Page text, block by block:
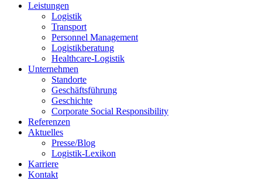
Leistungen
Logistik
Transport
Personnel Management
Logistikberatung
Healthcare-Logistik
Unternehmen
Standorte
Geschäftsführung
Geschichte
Corporate Social Responsibility
Referenzen
Aktuelles
Presse/Blog
Logistik-Lexikon
Karriere
Kontakt